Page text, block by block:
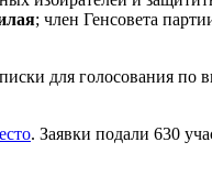
; член Генсовета
для голосования
. Заявки подали 630